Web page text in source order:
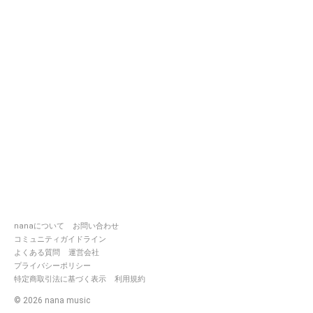
nanaについて
お問い合わせ
コミュニティガイドライン
よくある質問
運営会社
プライバシーポリシー
特定商取引法に基づく表示
利用規約
© 2026 nana music